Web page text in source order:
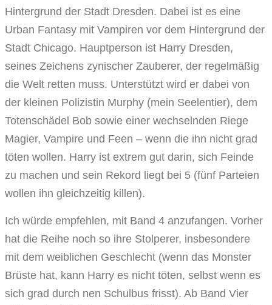
Hintergrund der Stadt Dresden. Dabei ist es eine
Urban Fantasy mit Vampiren vor dem Hintergrund der
Stadt Chicago. Hauptperson ist Harry Dresden,
seines Zeichens zynischer Zauberer, der regelmäßig
die Welt retten muss. Unterstützt wird er dabei von
der kleinen Polizistin Murphy (mein Seelentier), dem
Totenschädel Bob sowie einer wechselnden Riege
Magier, Vampire und Feen – wenn die ihn nicht grad
töten wollen. Harry ist extrem gut darin, sich Feinde
zu machen und sein Rekord liegt bei 5 (fünf Parteien
wollen ihn gleichzeitig killen).
Ich würde empfehlen, mit Band 4 anzufangen. Vorher
hat die Reihe noch so ihre Stolperer, insbesondere
mit dem weiblichen Geschlecht (wenn das Monster
Brüste hat, kann Harry es nicht töten, selbst wenn es
sich grad durch nen Schulbus frisst). Ab Band Vier